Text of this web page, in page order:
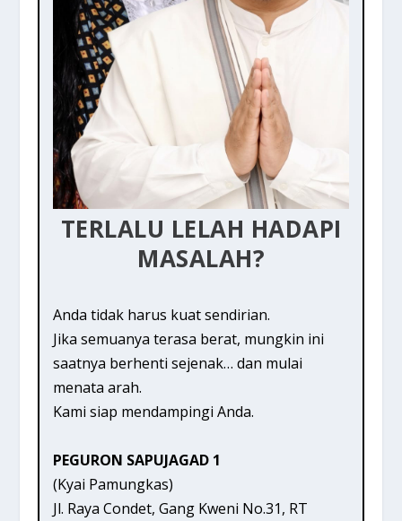
TERLALU LELAH HADAPI
MASALAH?
Anda tidak harus kuat sendirian.
Jika semuanya terasa berat, mungkin ini
saatnya berhenti sejenak… dan mulai
menata arah.
Kami siap mendampingi Anda.
PEGURON SAPUJAGAD 1
(Kyai Pamungkas)
Jl. Raya Condet, Gang Kweni No.31, RT